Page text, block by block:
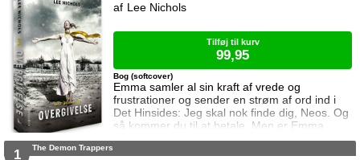
Emma samler al sin kraft af vrede og
frustrationer og sender en strøm af ord ind i
Det Hinsides: Jeg skal nok finde dig, Neos. Og
så kommer du til at betale. Men er Emma
stærk nok, for hendes team er ved at gå i
Bog (softcover)
Lee Nichols
Tilføj til kurv
99,95
1 The Demon Trappers